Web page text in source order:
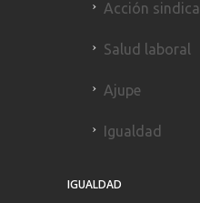
Acción sindical
Salud laboral
Ajupe
Igualdad
IGUALDAD